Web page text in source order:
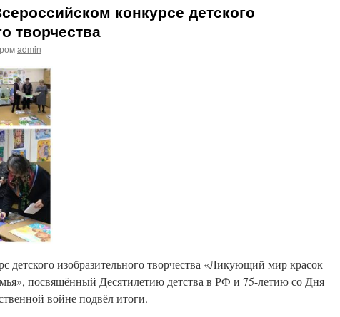
конкурсе детского
творчества
admin
изобразительного творчества «Ликующий мир красок
посвящённый Десятилетию детства в РФ и 75-летию со Дня
войне подвёл итоги.